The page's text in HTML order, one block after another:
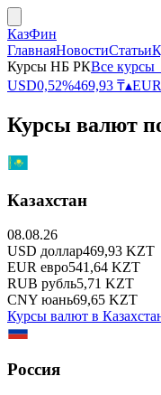
КазФин
ГлавнаяНовостиСтатьи
Курсы НБ РКВсе курсы
USD0,52%469,93 ₸▴EUR
Курсы валют
Казахстан
08.08.26
USD доллар469,93 KZT
EUR евро541,64 KZT
RUB рубль5,71 KZT
CNY юань69,65 KZT
Курсы валют в
Россия